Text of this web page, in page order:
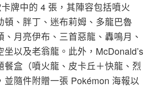
牌中的 4 張，其陣容包括噴火
頓、胖丁、迷布莉姆、多龍巴魯
月亮伊布、三首惡龍、轟鳴月、
以及老翁龍。此外，McDonald’s
餐盒（噴火龍、皮卡丘＋快龍、烈
並隨件附贈一張 Pokémon 海報以